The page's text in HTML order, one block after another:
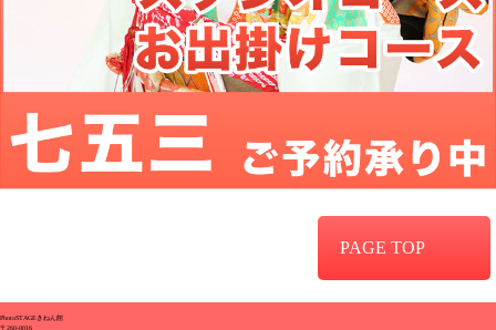
PAGE TOP
PhotoSTAGEきねん館
〒260-0016